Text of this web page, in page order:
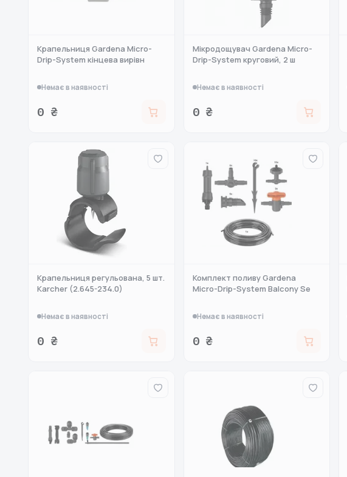
Крапельниця Gardena Micro-
Drip-System кінцева вирівн
Немає в наявності
0 ₴
Мікродощувач Gardena Micro-
Drip-System круговий, 2 ш
Немає в наявності
0 ₴
Крапельниця регульована, 5 шт.
Karcher (2.645-234.0)
Немає в наявності
0 ₴
Комплект поливу Gardena
Micro-Drip-System Balcony Se
Немає в наявності
0 ₴